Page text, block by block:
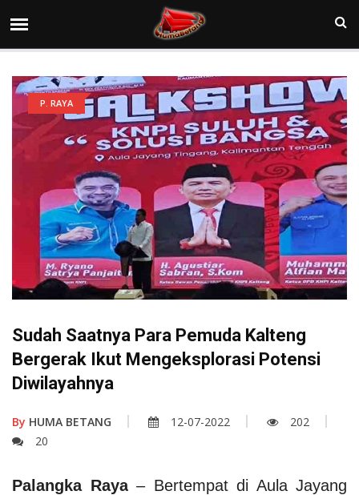
P. RAYA
Sudah Saatnya Para Pemuda Kalteng
Bergerak Ikut Mengeksplorasi Potensi
Diwilayahnya
By HUMA BETANG 12-07-2022
202
20
Palangka Raya– Bertempat di Aula Jayang